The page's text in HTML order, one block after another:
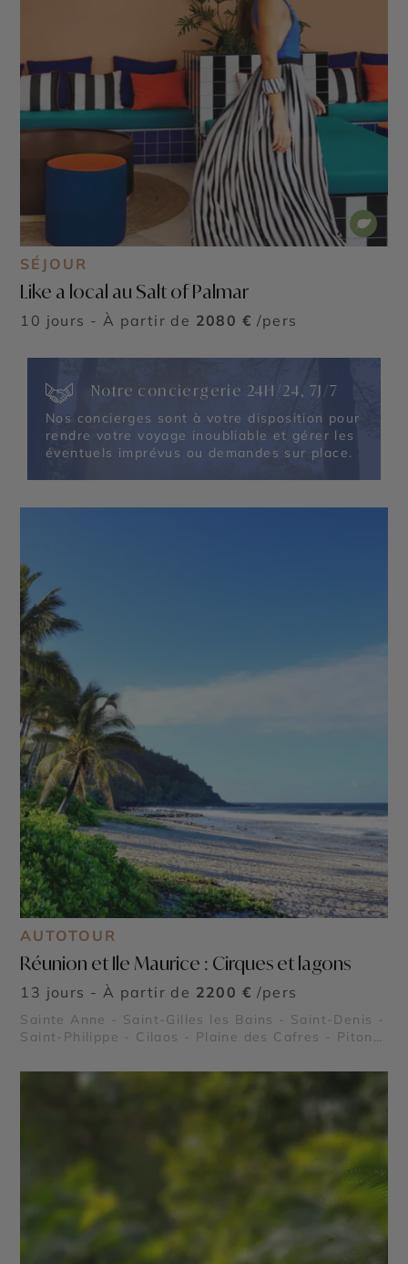
SÉJOUR
Like a local au Salt of Palmar
10 jours - À partir de 2080 € /pers
Notre conciergerie 24H/24, 7J/7
Nos concierges sont à votre disposition pour
rendre votre voyage inoubliable et gérer les
éventuels imprévus ou demandes sur place.
AUTOTOUR
Réunion et Ile Maurice : Cirques et lagons
13 jours - À partir de 2200 € /pers
Sainte Anne - Saint-Gilles les Bains - Saint-Denis -
Saint-Philippe - Cilaos - Plaine des Cafres - Piton